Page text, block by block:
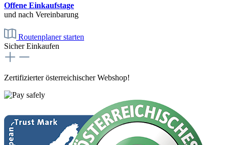
Offene Einkaufstage
und nach Vereinbarung
Routenplaner starten
Sicher Einkaufen
Zertifizierter österreichischer Webshop!